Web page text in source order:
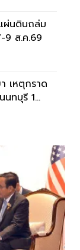
ผ่นดินถล่ม
9 ส.ค.69
เหตุกราด
นทบุรี 1